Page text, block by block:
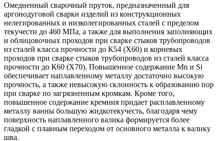
Омедненный сварочный пруток, предназначенный для
аргонодуговой сварки изделий из конструкционных
нелегированных и низколегированных сталей с пределом
текучести до 460 МПа, а также для выполнения заполняющих
и облицовочных проходов при сварке стыков трубопроводов
из сталей класса прочности до К54 (Х60) и корневых
проходов при сварке стыков трубопроводов из сталей класса
прочности до К60 (Х70). Повышенное содержание Mn и Si
обеспечивает наплавленному металлу достаточно высокую
прочность, а также невысокую склонность к образованию пор
при сварке по загрязненным кромкам. Кроме того,
повышенное содержание кремния придает расплавленному
металлу ванны большую жидкотекучесть, благодаря чему
поверхность наплавленного валика формируется более
гладкой с плавным переходом от основного металла к валику
шва.